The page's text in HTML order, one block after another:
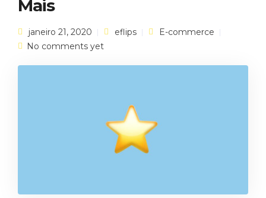
Mais
janeiro 21, 2020 eflips
E-commerce
No comments yet